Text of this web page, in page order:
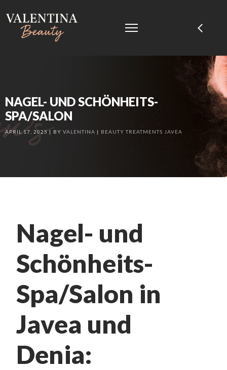
NAGEL- UND SCHÖNHEITS-
SPA/SALON
APRIL 17, 2025 BY VALENTINA BEAUTY TREATMENTS JAVEA
Nagel- und
Schönheits-
Spa/Salon in
Javea und
Denia: